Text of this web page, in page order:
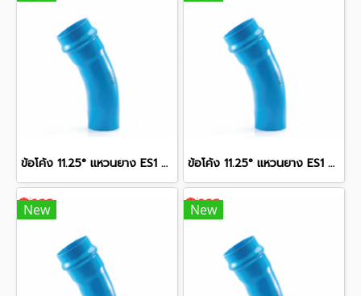
ข้อโค้ง 11.25° แหวนยาง ES1 SCG ขนาด 400 มม. (16 นิ้ว ) ชั้น 13.5 ข้อโค้ง 11.25° แหวนยาง ES1 SCG ขนาด 350 มม. (14 นิ้ว ) ชั้น 13.5
New New